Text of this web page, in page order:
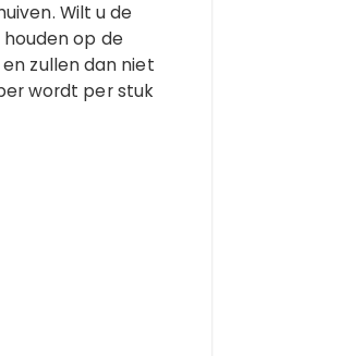
Wilt u de
op de
zullen dan niet
wordt per stuk